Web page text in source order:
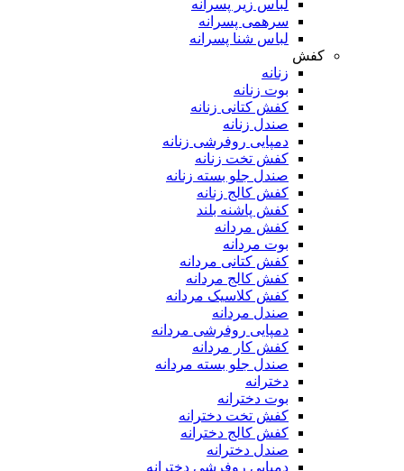
لباس زیر پسرانه
سرهمی پسرانه
لباس شنا پسرانه
کفش
زنانه
بوت زنانه
کفش کتانی زنانه
صندل زنانه
دمپایی روفرشی زنانه
کفش تخت زنانه
صندل جلو بسته زنانه
کفش کالج زنانه
کفش پاشنه بلند
کفش مردانه
بوت مردانه
کفش کتانی مردانه
کفش کالج مردانه
کفش کلاسیک مردانه
صندل مردانه
دمپایی روفرشی مردانه
کفش کار مردانه
صندل جلو بسته مردانه
دخترانه
بوت دخترانه
کفش تخت دخترانه
کفش کالج دخترانه
صندل دخترانه
دمپایی روفرشی دخترانه